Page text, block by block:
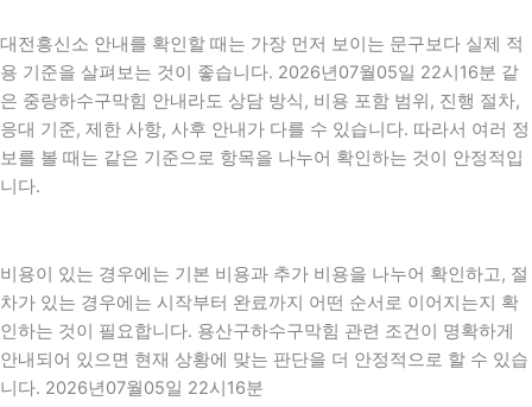
대전흥신소 안내를 확인할 때는 가장 먼저 보이는 문구보다 실제 적
용 기준을 살펴보는 것이 좋습니다. 2026년07월05일 22시16분 같
은 중랑하수구막힘 안내라도 상담 방식, 비용 포함 범위, 진행 절차,
응대 기준, 제한 사항, 사후 안내가 다를 수 있습니다. 따라서 여러 정
보를 볼 때는 같은 기준으로 항목을 나누어 확인하는 것이 안정적입
니다.
비용이 있는 경우에는 기본 비용과 추가 비용을 나누어 확인하고, 절
차가 있는 경우에는 시작부터 완료까지 어떤 순서로 이어지는지 확
인하는 것이 필요합니다. 용산구하수구막힘 관련 조건이 명확하게
안내되어 있으면 현재 상황에 맞는 판단을 더 안정적으로 할 수 있습
니다. 2026년07월05일 22시16분